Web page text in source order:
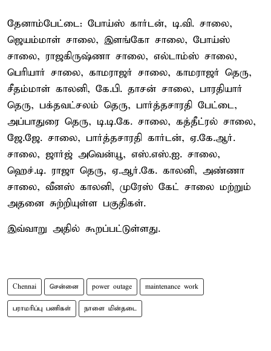
தேனாம்பேட்டை: போய்ஸ் கார்டன், டி.வி. சாலை,
ஜெயம்மாள் சாலை, இளங்கோ சாலை, போய்ஸ்
சாலை, ராஜகிருஷ்ணா சாலை, எல்டாம்ஸ் சாலை,
பெரியார் சாலை, காமராஜர் சாலை, காமராஜர் தெரு,
சீதம்மாள் காலனி, கே.பி. தாசன் சாலை, பாரதியார்
தெரு, பக்தவட்சலம் தெரு, பார்த்தசாரதி பேட்டை,
அப்பாதுரை தெரு, டி.டி.கே. சாலை, கத்தீட்ரல் சாலை,
ஜே.ஜே. சாலை, பார்த்தசாரதி கார்டன், ஏ.கே.ஆர்.
சாலை, ஜார்ஜ் அவென்யூ, எஸ்.எஸ்.ஐ. சாலை,
ஹெச்.டி. ராஜா தெரு, ஏ.ஆர்.கே. காலனி, அண்ணா
சாலை, வீனஸ் காலனி, முரேஸ் கேட் சாலை மற்றும்
அதனை சுற்றியுள்ள பகுதிகள்.
இவ்வாறு அதில் கூறப்பட்டுள்ளது.
Chennai சென்னை power outage maintenance work
பராமரிப்பு பணிகள் நாளை மின்தடை